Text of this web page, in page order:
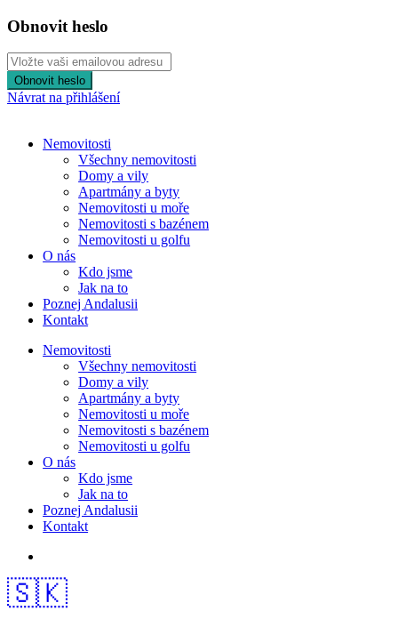
Obnovit heslo
Obnovit heslo
Návrat na přihlášení
Nemovitosti
Všechny nemovitosti
Domy a vily
Apartmány a byty
Nemovitosti u moře
Nemovitosti s bazénem
Nemovitosti u golfu
O nás
Kdo jsme
Jak na to
Poznej Andalusii
Kontakt
Nemovitosti
Všechny nemovitosti
Domy a vily
Apartmány a byty
Nemovitosti u moře
Nemovitosti s bazénem
Nemovitosti u golfu
O nás
Kdo jsme
Jak na to
Poznej Andalusii
Kontakt
🇸🇰